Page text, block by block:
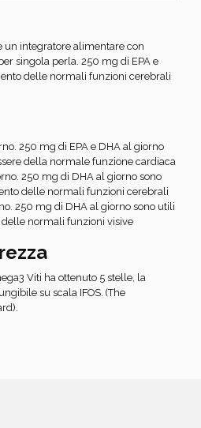
un integratore alimentare con
singola perla. 250 mg di EPA e
delle normali funzioni cerebrali
250 mg di EPA e DHA al giorno
della normale funzione cardiaca
250 mg di DHA al giorno sono
delle normali funzioni cerebrali
250 mg di DHA al giorno sono utili
normali funzioni visive
Viti ha ottenuto 5 stelle, la
su scala IFOS. (The